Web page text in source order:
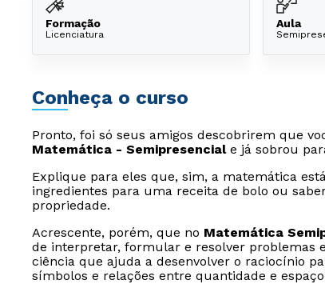
Formação
Licenciatura
Aula
Conheça o curso
Pronto, foi só seus amigos descobrirem que
Matemática - Semipresenciale já sobrou
Explique para eles que, sim, a matemática
ingredientes para uma receita de bolo ou
propriedade.
Acrescente, porém, que no Matemática
de interpretar, formular e resolver problemas
ciência que ajuda a desenvolver o raciocínio
símbolos e relações entre quantidade e espaço